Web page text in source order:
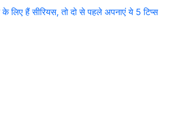
हैं सीरियस, तो दो से पहले अपनाएं ये 5 टिप्स